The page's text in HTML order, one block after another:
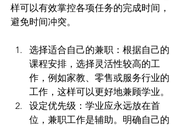
样可以有效掌控各项任务的完成时间，
选择适合自己的兼职：根据自己的
课程安排，选择灵活性较高的工
作，例如家教、零售或服务行业的
工作，这样可以更好地兼顾学业。
设定优先级：学业应永远放在首
位，兼职工作是辅助。明确自己的